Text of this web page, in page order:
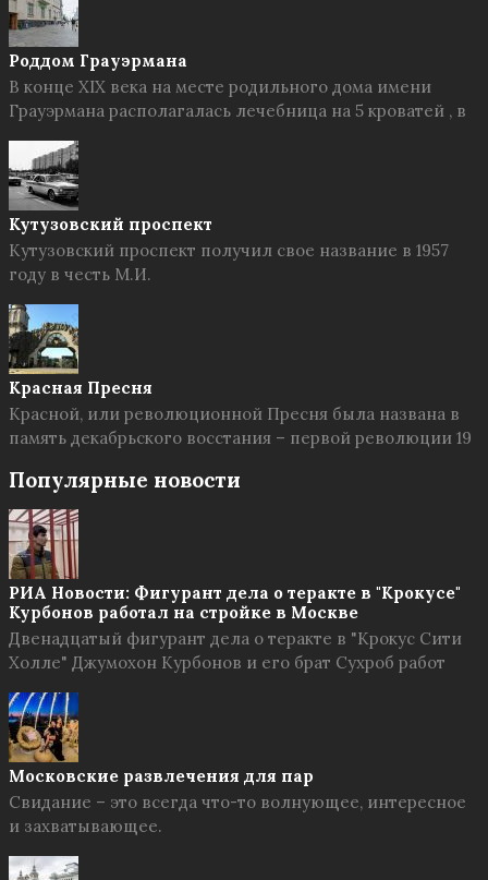
Роддом Грауэрмана
В конце XIX века на месте родильного дома имени
Грауэрмана располагалась лечебница на 5 кроватей , в
Кутузовский проспект
Кутузовский проспект получил свое название в 1957
году в честь М.И.
Красная Пресня
Красной, или революционной Пресня была названа в
память декабрьского восстания – первой революции 19
Популярные новости
РИА Новости: Фигурант дела о теракте в "Крокусе"
Курбонов работал на стройке в Москве
Двенадцатый фигурант дела о теракте в "Крокус Сити
Холле" Джумохон Курбонов и его брат Сухроб работ
Московские развлечения для пар
Свидание – это всегда что-то волнующее, интересное
и захватывающее.